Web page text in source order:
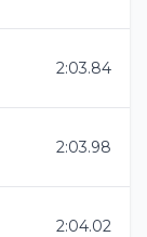
2:03.84
2:03.98
2:04.02